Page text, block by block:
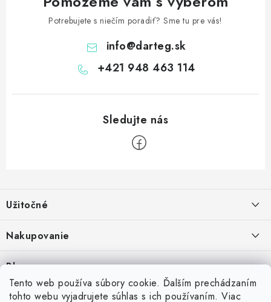
Tento web používa súbory cookie. Ďalším prechádzaním
tohto webu vyjadrujete súhlas s ich používaním. Viac
Potrebujete s niečím poradiť? Sme tu pre vás!
info@darteg.sk
+421 948 463 114
p
ä
i
Užitočné
O nás
Spolupráca s klubmi
Nakupovanie
Ako nakupovať
Možnosti dopravy
Blog
Skrutkovacie hroty na šípky: Swiss Point, Switch Point, Quick Point a
Príďte si vyskúšať šípky